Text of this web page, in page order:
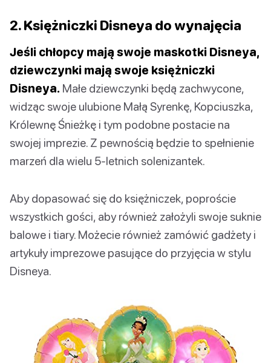
2. Księżniczki Disneya do wynajęcia
Jeśli chłopcy mają swoje maskotki Disneya,
dziewczynki mają swoje księżniczki
Disneya. Małe dziewczynki będą zachwycone,
widząc swoje ulubione Małą Syrenkę, Kopciuszka,
Królewnę Śnieżkę i tym podobne postacie na
swojej imprezie. Z pewnością będzie to spełnienie
marzeń dla wielu 5-letnich solenizantek.
Aby dopasować się do księżniczek, poproście
wszystkich gości, aby również założyli swoje suknie
balowe i tiary. Możecie również zamówić gadżety i
artykuły imprezowe pasujące do przyjęcia w stylu
Disneya.